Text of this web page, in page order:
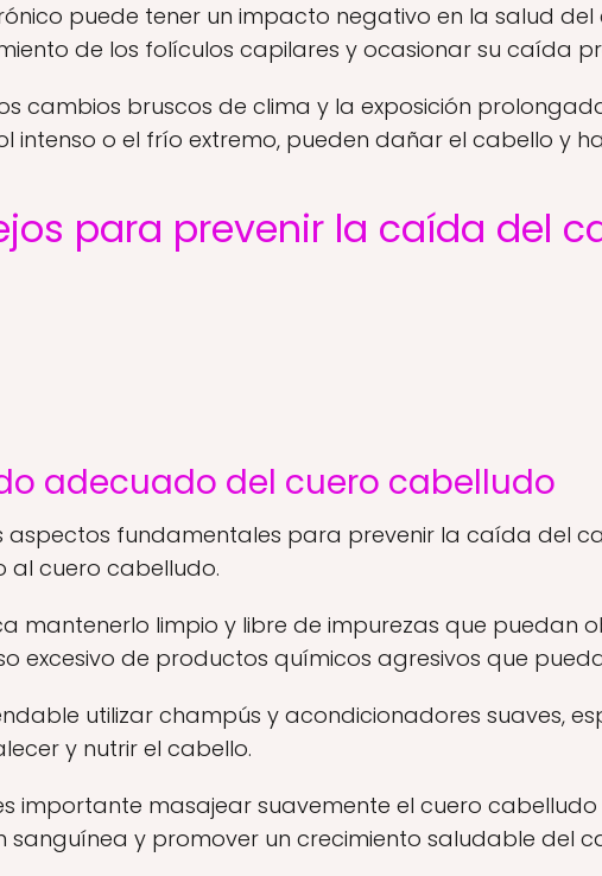
puede tener un impacto negativo en la salud
de los folículos capilares y ocasionar su caída
cambios bruscos de clima y la exposición
intenso o el frío extremo, pueden dañar el cabello y
para prevenir la caída del
adecuado del cuero cabelludo
aspectos fundamentales para prevenir la caída del
al cuero cabelludo.
mantenerlo limpio y libre de impurezas que puedan
excesivo de productos químicos agresivos que
utilizar champús y acondicionadores suaves,
y nutrir el cabello.
importante masajear suavemente el cuero
sanguínea y promover un crecimiento saludable del